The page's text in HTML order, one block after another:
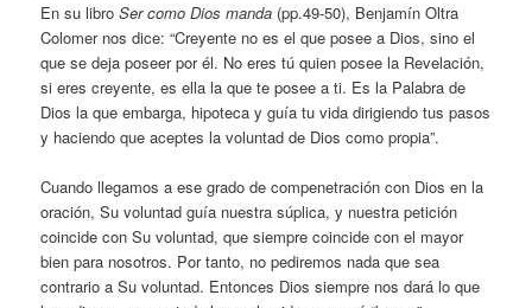
En su libroSer como Dios manda (pp.49-50), Benjamín Oltra
Colomer nos dice: “Creyente no es el que posee a Dios, sino el
que se deja poseer por él. No eres tú quien posee la Revelación,
si eres creyente, es ella la que te posee a ti. Es la Palabra de
Dios la que embarga, hipoteca y guía tu vida dirigiendo tus pasos
y haciendo que aceptes la voluntad de Dios como propia”.
Cuando llegamos a ese grado de compenetración con Dios en la
oración, Su voluntad guía nuestra súplica, y nuestra petición
coincide con Su voluntad, que siempre coincide con el mayor
bien para nosotros. Por tanto, no pediremos nada que sea
contrario a Su voluntad. Entonces Dios siempre nos dará lo que